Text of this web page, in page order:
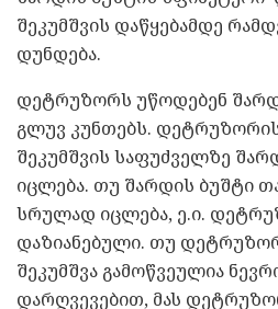
შეკუმშვის დაწყებამდე
დუნდება.
დეტრუზორს უწოდებენ
გლუვ კუნთებს.
შეკუმშვის საფუძველზე
იცლება. თუ შარდის ბუშტი
სრულად იცლება, ე.ი.
დაზიანებული. თუ
შეკუმშვა გამოწვეულია
დარღვევებით, მას